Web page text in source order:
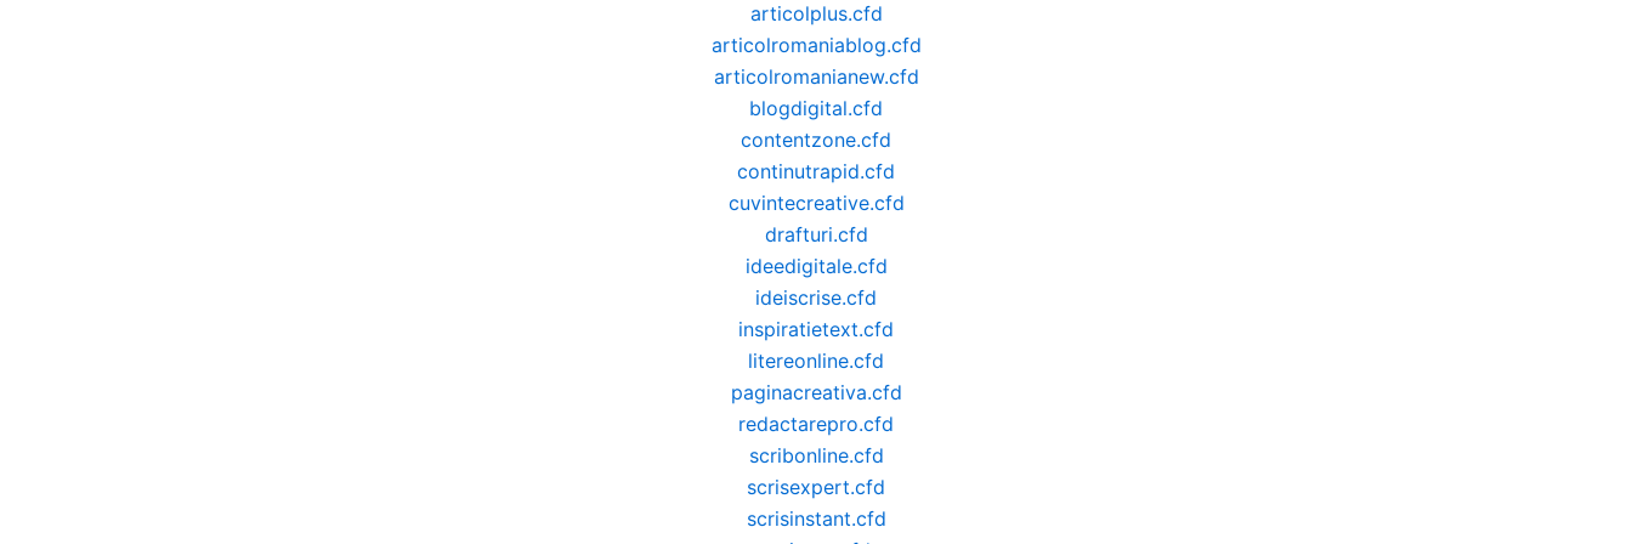
articolplus.cfd
articolromaniablog.cfd
articolromanianew.cfd
blogdigital.cfd
contentzone.cfd
continutrapid.cfd
cuvintecreative.cfd
drafturi.cfd
ideedigitale.cfd
ideiscrise.cfd
inspiratietext.cfd
litereonline.cfd
paginacreativa.cfd
redactarepro.cfd
scribonline.cfd
scrisexpert.cfd
scrisinstant.cfd